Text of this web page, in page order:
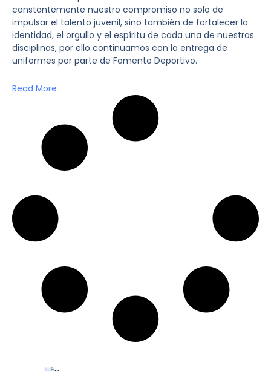
constantemente nuestro compromiso no solo de
impulsar el talento juvenil, sino también de fortalecer la
identidad, el orgullo y el espíritu de cada una de nuestras
disciplinas, por ello continuamos con la entrega de
uniformes por parte de Fomento Deportivo.
Read More